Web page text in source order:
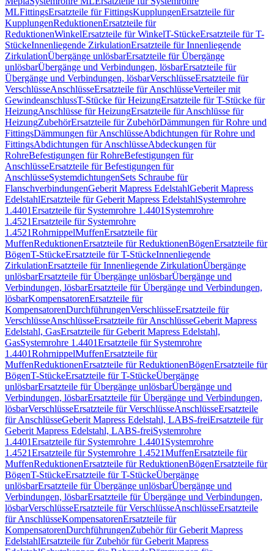
MLFittingsErsatzteile für FittingsKupplungenErsatzteile für
KupplungenReduktionenErsatzteile für
ReduktionenWinkelErsatzteile für WinkelT-StückeErsatzteile für T-
StückeInnenliegende ZirkulationErsatzteile für Innenliegende
ZirkulationÜbergänge unlösbarErsatzteile für Übergänge
unlösbarÜbergänge und Verbindungen, lösbarErsatzteile für
Übergänge und Verbindungen, lösbarVerschlüsseErsatzteile für
VerschlüsseAnschlüsseErsatzteile für AnschlüsseVerteiler mit
GewindeanschlussT-Stücke für HeizungErsatzteile für T-Stücke für
HeizungAnschlüsse für HeizungErsatzteile für Anschlüsse für
HeizungZubehörErsatzteile für ZubehörDämmungen für Rohre und
FittingsDämmungen für AnschlüsseAbdichtungen für Rohre und
FittingsAbdichtungen für AnschlüsseAbdeckungen für
RohreBefestigungen für RohreBefestigungen für
AnschlüsseErsatzteile für Befestigungen für
AnschlüsseSystemdichtungenSets Schraube für
FlanschverbindungenGeberit Mapress EdelstahlGeberit Mapress
EdelstahlErsatzteile für Geberit Mapress EdelstahlSystemrohre
1.4401Ersatzteile für Systemrohre 1.4401 Systemrohre
1.4521Ersatzteile für Systemrohre
1.4521RohrnippelMuffenErsatzteile für
MuffenReduktionenErsatzteile für ReduktionenBögenErsatzteile für
BögenT-StückeErsatzteile für T-StückeInnenliegende
ZirkulationErsatzteile für Innenliegende ZirkulationÜbergänge
unlösbarErsatzteile für Übergänge unlösbarÜbergänge und
Verbindungen, lösbarErsatzteile für Übergänge und Verbindungen,
lösbarKompensatorenErsatzteile für
KompensatorenDurchführungenVerschlüsseErsatzteile für
VerschlüsseAnschlüsseErsatzteile für AnschlüsseGeberit Mapress
Edelstahl, GasErsatzteile für Geberit Mapress Edelstahl,
GasSystemrohre 1.4401Ersatzteile für Systemrohre
1.4401RohrnippelMuffenErsatzteile für
MuffenReduktionenErsatzteile für ReduktionenBögenErsatzteile für
BögenT-StückeErsatzteile für T-StückeÜbergänge
unlösbarErsatzteile für Übergänge unlösbarÜbergänge und
Verbindungen, lösbarErsatzteile für Übergänge und Verbindungen,
lösbarVerschlüsseErsatzteile für VerschlüsseAnschlüsseErsatzteile
für AnschlüsseGeberit Mapress Edelstahl, LABS-freiErsatzteile für
Geberit Mapress Edelstahl, LABS-freiSystemrohre
1.4401Ersatzteile für Systemrohre 1.4401 Systemrohre
1.4521Ersatzteile für Systemrohre 1.4521MuffenErsatzteile für
MuffenReduktionenErsatzteile für ReduktionenBögenErsatzteile für
BögenT-StückeErsatzteile für T-StückeÜbergänge
unlösbarErsatzteile für Übergänge unlösbarÜbergänge und
Verbindungen, lösbarErsatzteile für Übergänge und Verbindungen,
lösbarVerschlüsseErsatzteile für VerschlüsseAnschlüsseErsatzteile
für AnschlüsseKompensatorenErsatzteile für
KompensatorenDurchführungenZubehör für Geberit Mapress
EdelstahlErsatzteile für Zubehör für Geberit Mapress